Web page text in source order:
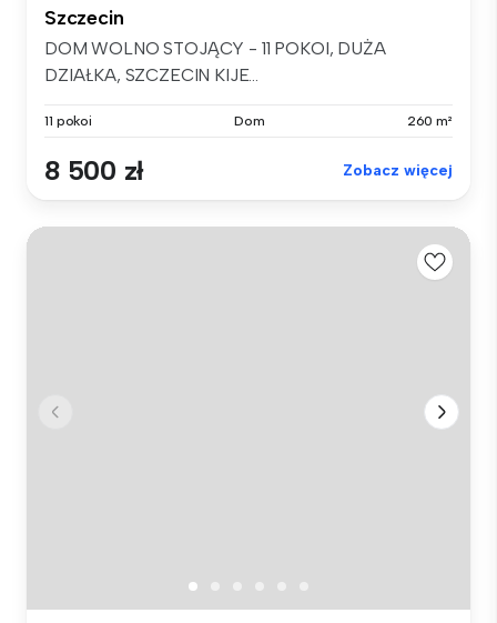
Szczecin
DOM WOLNO STOJĄCY - 11 POKOI, DUŻA
DZIAŁKA, SZCZECIN KIJE...
11 pokoi Dom 260 m²
8 500 zł Zobacz więcej